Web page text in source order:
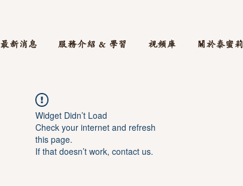
最新消息 服務介紹 & 學習 視頻庫 關於泰蜜莉
Widget Didn’t Load
Check your internet and refresh
this page.
If that doesn’t work, contact us.